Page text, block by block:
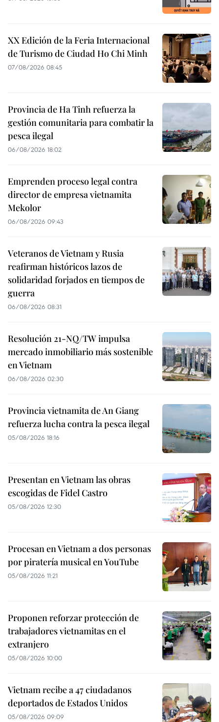
XX Edición de la Feria Internacional
de Turismo de Ciudad Ho Chi Minh
07/08/2026 08:45
Provincia de Ha Tinh refuerza la
gestión comunitaria para combatir la
pesca ilegal
06/08/2026 18:02
Emprenden proceso legal contra
director de empresa vietnamita
Mekolor
06/08/2026 09:43
Veteranos de Vietnam y Rusia
reafirman históricos lazos de
solidaridad forjados en tiempos de
guerra
06/08/2026 08:31
Resolución 21-NQ/TW impulsa
mercado inmobiliario más sostenible
en Vietnam
06/08/2026 02:30
Provincia vietnamita de An Giang
refuerza lucha contra la pesca ilegal
05/08/2026 18:16
Presentan en Vietnam las obras
escogidas de Fidel Castro
05/08/2026 12:30
Procesan en Vietnam a dos personas
por piratería musical en YouTube
05/08/2026 11:21
Proponen reforzar protección de
trabajadores vietnamitas en el
extranjero
05/08/2026 10:00
Vietnam recibe a 47 ciudadanos
deportados de Estados Unidos
05/08/2026 09:09